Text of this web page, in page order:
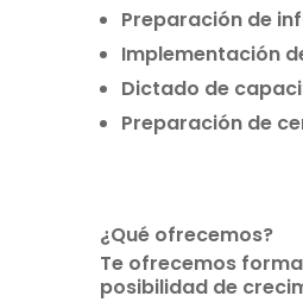
Preparación de
Implementación
Dictado de
Preparación de
¿Qué ofrecemos?
Te ofrecemos
posibilidad de